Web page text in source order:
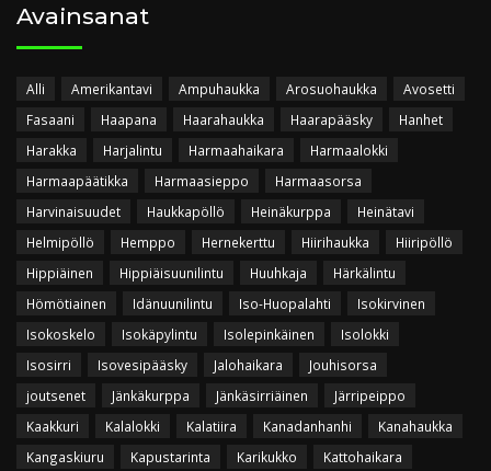
Avainsanat
Alli Amerikantavi Ampuhaukka Arosuohaukka
Avosetti
Fasaani
Haapana Haarahaukka Haarapääsky
Hanhet
Harakka
Harjalintu Harmaahaikara
Harmaalokki
Harmaapäätikka
Harmaasieppo
Harmaasorsa
Harvinaisuudet
Haukkapöllö Heinäkurppa
Heinätavi
Helmipöllö
Hemppo Hernekerttu Hiirihaukka
Hiiripöllö
Hippiäinen
Hippiäisuunilintu Huuhkaja
Härkälintu
Hömötiainen
Idänuunilintu Iso-Huopalahti
Isokirvinen
Isokoskelo
Isokäpylintu Isolepinkäinen
Isolokki
Isosirri
Isovesipääsky Jalohaikara
Jouhisorsa
joutsenet
Jänkäkurppa Jänkäsirriäinen
Järripeippo
Kaakkuri
Kalalokki Kalatiira Kanadanhanhi
Kanahaukka
Kangaskiuru
Kapustarinta Karikukko
Kattohaikara